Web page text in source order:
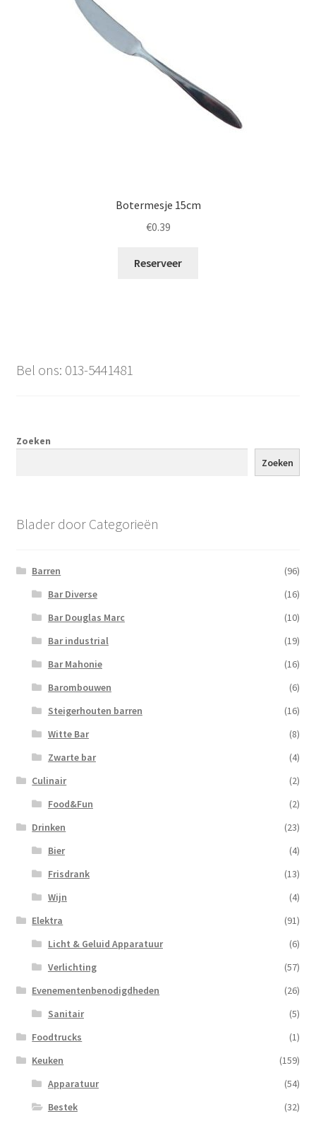
Botermesje 15cm
€0.39
Reserveer
Bel ons: 013-5441481
Zoeken
Zoeken
Blader door Categorieën
Barren
(96)
Bar Diverse
(16)
Bar Douglas Marc
(10)
Bar industrial
(19)
Bar Mahonie
(16)
Barombouwen
(6)
Steigerhouten barren
(16)
Witte Bar
(8)
Zwarte bar
(4)
Culinair
(2)
Food&Fun
(2)
Drinken
(23)
Bier
(4)
Frisdrank
(13)
Wijn
(4)
Elektra
(91)
Licht & Geluid Apparatuur
(6)
Verlichting
(57)
Evenementenbenodigdheden
(26)
Sanitair
(5)
Foodtrucks
(1)
Keuken
(159)
Apparatuur
(54)
Bestek
(32)